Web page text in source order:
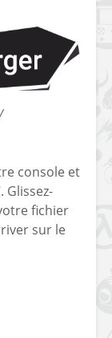
console et
Glissez-
fichier
sur le
de retour !